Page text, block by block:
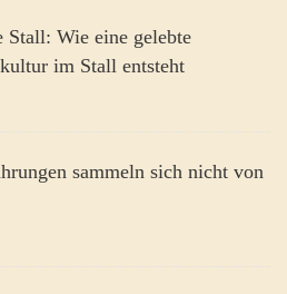
Stall: Wie eine gelebte
im Stall entsteht
sammeln sich nicht von